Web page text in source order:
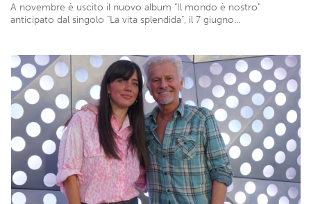
A novembre è uscito il nuovo album "Il mondo è nostro"
anticipato dal singolo "La vita splendida", il 7 giugno...